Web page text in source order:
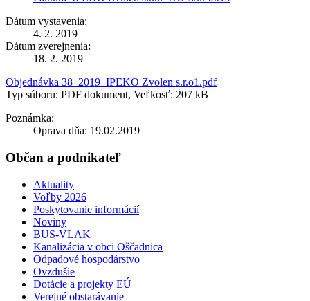
Dátum vystavenia:
4. 2. 2019
Dátum zverejnenia:
18. 2. 2019
Objednávka 38_2019_IPEKO Zvolen s.r.o1.pdf
Typ súboru: PDF dokument, Veľkosť: 207 kB
Poznámka:
Oprava dňa: 19.02.2019
Občan a podnikateľ
Aktuality
Voľby 2026
Poskytovanie informácií
Noviny
BUS-VLAK
Kanalizácia v obci Oščadnica
Odpadové hospodárstvo
Ovzdušie
Dotácie a projekty EÚ
Verejné obstarávanie